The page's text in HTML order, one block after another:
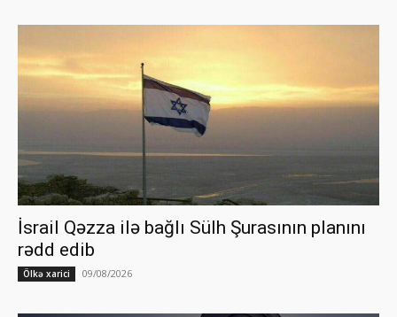
İsrail Qəzza ilə bağlı Sülh Şurasının planını
rədd edib
Ölkə xarici 09/08/2026